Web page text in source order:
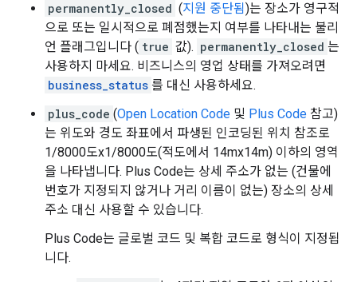
permanently_closed (지원 중단됨)는 장소가 영구적
으로 또는 일시적으로 폐점했는지 여부를 나타내는 불리
언 플래그입니다 ( true 값). permanently_closed 는
사용하지 마세요. 비즈니스의 영업 상태를 가져오려면
business_status 를 대신 사용하세요.
plus_code (Open Location Code 및 Plus Code 참고)
는 위도와 경도 좌표에서 파생된 인코딩된 위치 참조로
1/8000도x1/8000도(적도에서 14mx14m) 이하의 영역
을 나타냅니다. Plus Code는 상세 주소가 없는 (건물에
번호가 지정되지 않거나 거리 이름이 없는) 장소의 상세
주소 대신 사용할 수 있습니다.
Plus Code는 글로벌 코드 및 복합 코드로 형식이 지정됩
니다.